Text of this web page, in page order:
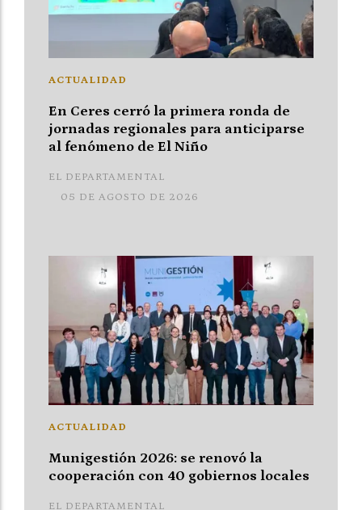
En Ceres cerró la primera ronda de
jornadas regionales para anticiparse
al fenómeno de El Niño
EL DEPARTAMENTAL
ACTUALIDAD
05 DE AGOSTO DE 2026
Munigestión 2026: se renovó la
cooperación con 40 gobiernos locales
EL DEPARTAMENTAL
ACTUALIDAD